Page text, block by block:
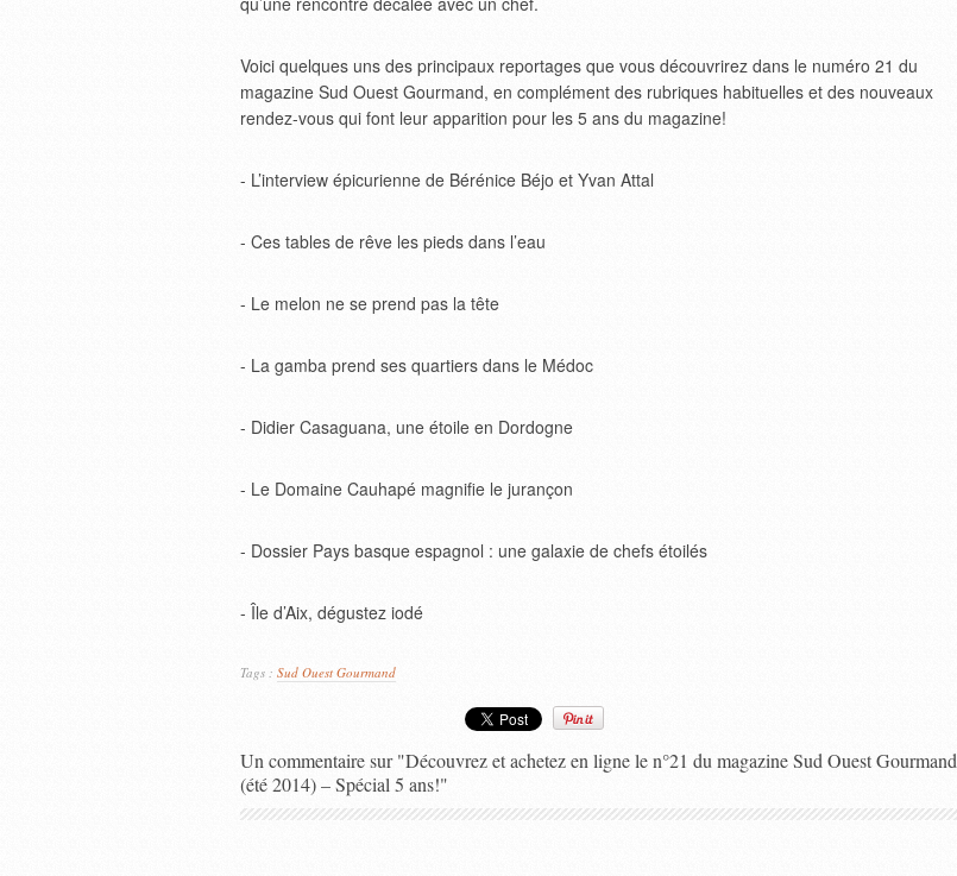
Voici quelques uns des principaux reportages que vous découvrirez dans le numéro 21 du
magazine Sud Ouest Gourmand, en complément des rubriques habituelles et des nouveaux
rendez-vous qui font leur apparition pour les 5 ans du magazine!
- L’interview épicurienne de Bérénice Béjo et Yvan Attal
- Ces tables de rêve les pieds dans l’eau
- Le melon ne se prend pas la tête
- La gamba prend ses quartiers dans le Médoc
- Didier Casaguana, une étoile en Dordogne
- Le Domaine Cauhapé magnifie le jurançon
- Dossier Pays basque espagnol : une galaxie de chefs étoilés
- Île d’Aix, dégustez iodé
Tags : Sud Ouest Gourmand
Un commentaire sur "Découvrez et achetez en ligne le n°21 du magazine Sud Ouest Gourmand
(été 2014) – Spécial 5 ans!"